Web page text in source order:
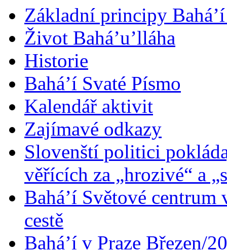
Základní principy
Život Bahá’u’lláha
Historie
Bahá’í Svaté Písmo
Kalendář aktivit
Zajímavé odkazy
Slovenští politici
věřících za „hrozivé“ a
Bahá’í Světové
cestě
Bahá’í v Praze Březen/